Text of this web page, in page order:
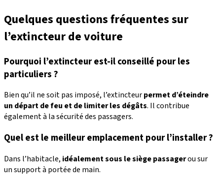
Quelques questions fréquentes sur
l’extincteur de voiture
Pourquoi l’extincteur est-il conseillé pour les
particuliers ?
Bien qu’il ne soit pas imposé, l’extincteurpermet d’éteindre
un départ de feu et de limiter les dégâts. Il contribue
également à la sécurité des passagers.
Quel est le meilleur emplacement pour l’installer ?
Dans l’habitacle, idéalement sous le siège passagerou sur
un support à portée de main.